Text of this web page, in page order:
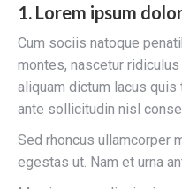
1. Lorem ipsum
Cum sociis natoque
montes, nascetur
aliquam dictum lacus
ante sollicitudin nisl
Sed rhoncus ullamcorper
egestas ut. Nam et urna